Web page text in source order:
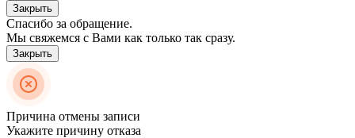
Закрыть
Спасибо за обращение.
Мы свяжемся с Вами как только так сразу.
Закрыть
Причина отмены записи
Укажите причину отказа